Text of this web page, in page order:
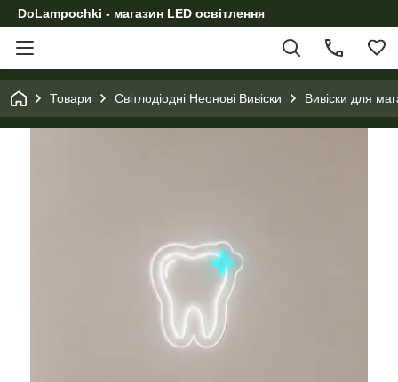
DoLampochki - магазин LED освітлення
Товари Світлодіодні Неонові Вивіски Вивіски для